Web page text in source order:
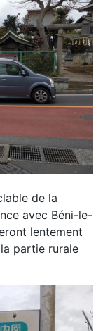
de la
avec Béni-le-
lentement
partie rurale